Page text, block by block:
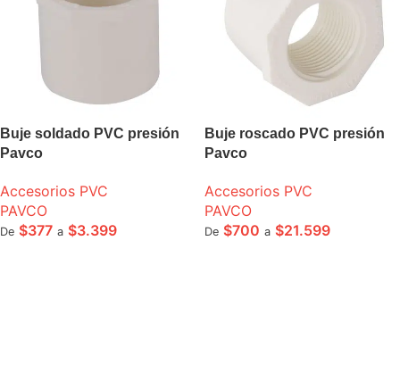
Buje soldado PVC presión
Pavco
Accesorios PVC
PAVCO
De $377 a $3.399
Buje roscado PVC presión
Pavco
Accesorios PVC
PAVCO
De $700 a $21.599